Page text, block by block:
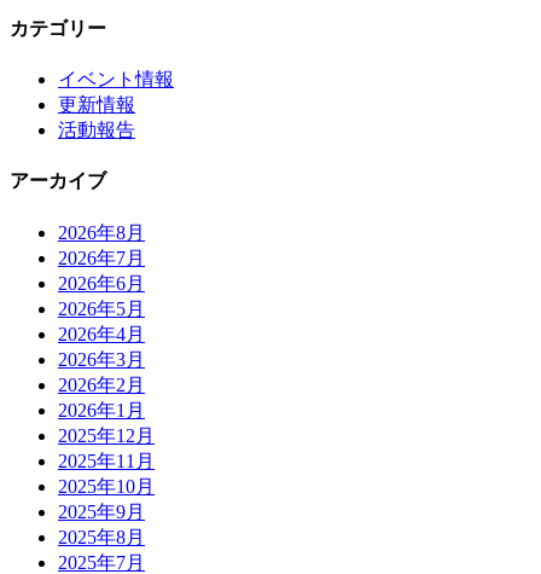
カテゴリー
イベント情報
更新情報
活動報告
アーカイブ
2026年8月
2026年7月
2026年6月
2026年5月
2026年4月
2026年3月
2026年2月
2026年1月
2025年12月
2025年11月
2025年10月
2025年9月
2025年8月
2025年7月